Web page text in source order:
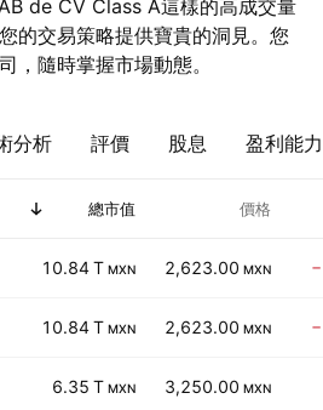
de CV Class A這樣的高成交量
的交易策略提供寶貴的洞見。您
，隨時掌握市場動態。
分析 評價 股息 盈利能力
總市值 價格
10.84 T MXN 2,623.00 MXN
10.84 T MXN 2,623.00 MXN
6.35 T MXN 3,250.00 MXN